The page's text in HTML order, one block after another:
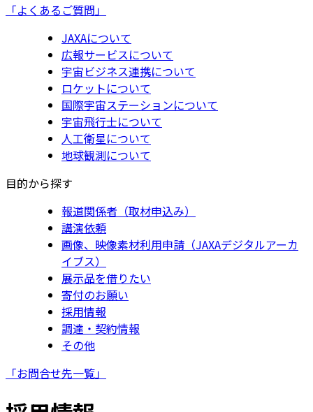
「よくあるご質問」
JAXAについて
広報サービスについて
宇宙ビジネス連携について
ロケットについて
国際宇宙ステーションについて
宇宙飛行士について
人工衛星について
地球観測について
目的から探す
報道関係者（取材申込み）
講演依頼
画像、映像素材利用申請（JAXAデジタルアーカ
イブス）
展示品を借りたい
寄付のお願い
採用情報
調達・契約情報
その他
「お問合せ先一覧」